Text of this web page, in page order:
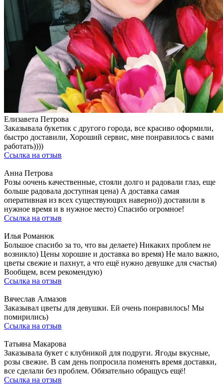
Елизавета Петрова
Заказывала букетик с другого города, все красиво оформили,
быстро доставили, Хороший сервис, мне понравилось с вами
работать))))
Ссылка на отзыв
Анна Петрова
Розы оочень качественные, стояли долго и радовали глаз, еще
больше радовала доступная цена) А доставка самая
оперативная из всех существующих наверно)) доставили в
нужное время и в нужное место) Спасибо огромное!
Ссылка на отзыв
Илья Романюк
Большое спасибо за то, что вы делаете) Никаких проблем не
возникло) Цены хорошие и доставка во время) Не мало важно,
цветы свежие и пахнут, а что ещё нужно девушке для счастья)
Вообщем, всем рекомендую)
Ссылка на отзыв
Вячеслав Алмазов
Заказывал цветы для девушки. Ей очень понравилось! Мы
помирились)
Ссылка на отзыв
Татьяна Макарова
Заказывала букет с клубникой для подруги. Ягоды вкусные,
розы свежие. В сам день попросила поменять время доставки,
все сделали без проблем. Обязательно обращусь ещё!
Ссылка на отзыв